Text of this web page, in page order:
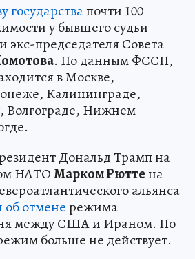
государствапочти 100
у бывшего судьи
экс-председателя Совета
. По данным ФССП,
в Москве,
Калининграде,
Волгограде, Нижнем
Дональд Трамп на
НАТОМарком Рюттена
альянса
об отменережима
между США и Ираном. По
больше не действует.